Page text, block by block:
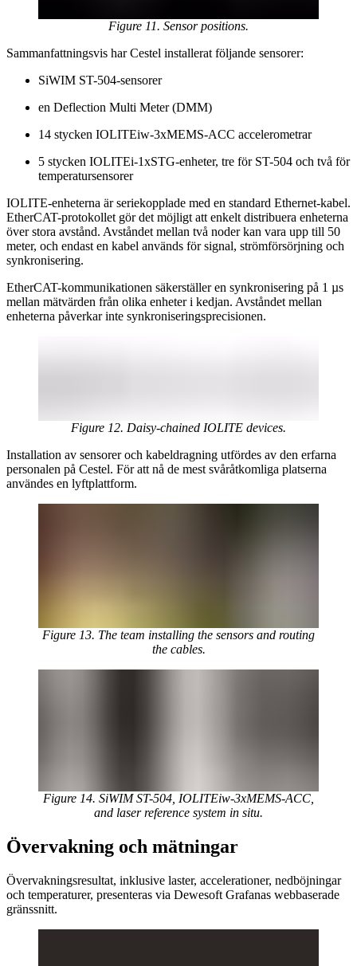
Figure 11. Sensor positions.
Sammanfattningsvis har Cestel installerat följande sensorer:
SiWIM ST-504-sensorer
en Deflection Multi Meter (DMM)
14 stycken IOLITEiw-3xMEMS-ACC accelerometrar
5 stycken IOLITEi-1xSTG-enheter, tre för ST-504 och två för
temperatursensorer
IOLITE-enheterna är seriekopplade med en standard Ethernet-kabel.
EtherCAT-protokollet gör det möjligt att enkelt distribuera enheterna
över stora avstånd. Avståndet mellan två noder kan vara upp till 50
meter, och endast en kabel används för signal, strömförsörjning och
synkronisering.
EtherCAT-kommunikationen säkerställer en synkronisering på 1 µs
mellan mätvärden från olika enheter i kedjan. Avståndet mellan
enheterna påverkar inte synkroniseringsprecisionen.
Figure 12. Daisy-chained IOLITE devices.
Installation av sensorer och kabeldragning utfördes av den erfarna
personalen på Cestel. För att nå de mest svåråtkomliga platserna
användes en lyftplattform.
Figure 13. The team installing the sensors and routing
the cables.
Figure 14. SiWIM ST-504, IOLITEiw-3xMEMS-ACC,
and laser reference system in situ.
Övervakning och mätningar
Övervakningsresultat, inklusive laster, accelerationer, nedböjningar
och temperaturer, presenteras via Dewesoft Grafanas webbaserade
gränssnitt.